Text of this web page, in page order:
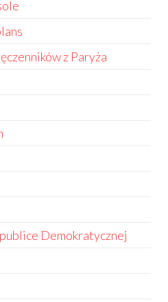
z Paryża
Demokratycznej